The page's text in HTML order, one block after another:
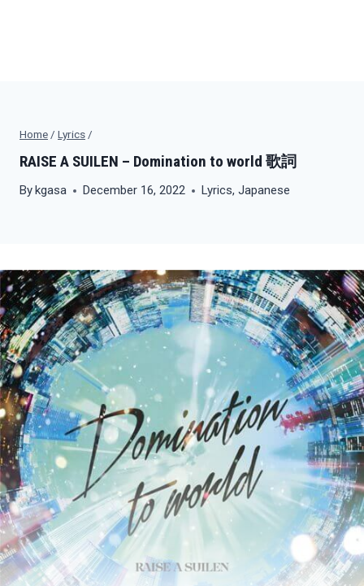
Home / Lyrics /
RAISE A SUILEN – Domination to world 歌詞
Bykgasa December 16, 2022 Lyrics,Japanese